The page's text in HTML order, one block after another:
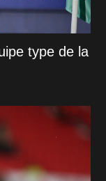
type de la